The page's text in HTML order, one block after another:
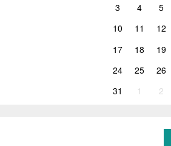
3
4 5
10
11 12
17
18 19
24
25 26
31
1 2